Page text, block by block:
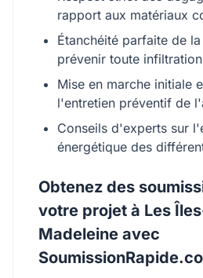
rapport aux matériaux
Étanchéité parfaite de
prévenir toute
Mise en marche initiale
l'entretien préventif de
Conseils d'experts sur
énergétique des
Obtenez des
votre projet à Les
Madeleine avec